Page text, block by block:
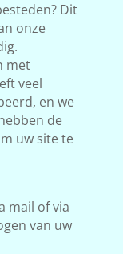
Dit
onze
met
veel
en we
de
uw site te
mail of via
van uw